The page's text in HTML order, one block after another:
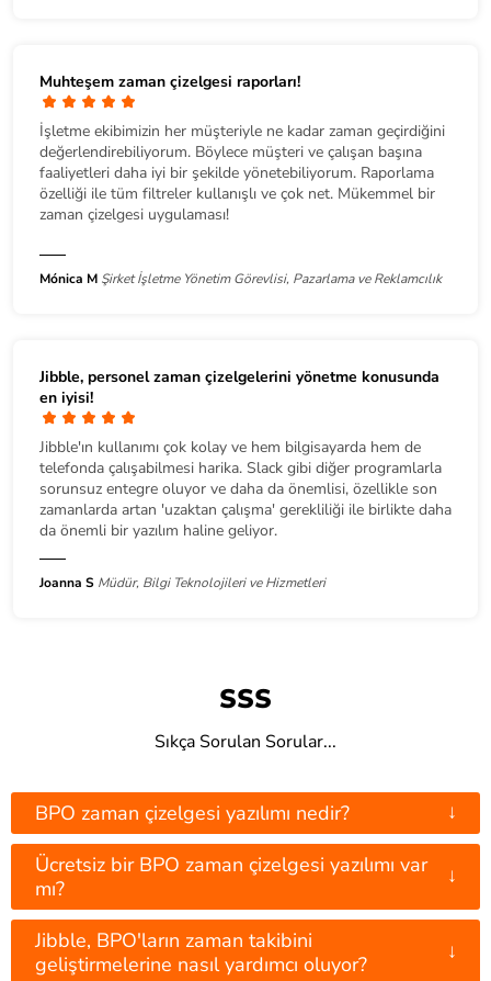
Muhteşem zaman çizelgesi raporları!
İşletme ekibimizin her müşteriyle ne kadar zaman geçirdiğini
değerlendirebiliyorum. Böylece müşteri ve çalışan başına
faaliyetleri daha iyi bir şekilde yönetebiliyorum. Raporlama
özelliği ile tüm filtreler kullanışlı ve çok net. Mükemmel bir
zaman çizelgesi uygulaması!
Mónica M Şirket İşletme Yönetim Görevlisi, Pazarlama ve Reklamcılık
Jibble, personel zaman çizelgelerini yönetme konusunda
en iyisi!
Jibble'ın kullanımı çok kolay ve hem bilgisayarda hem de
telefonda çalışabilmesi harika. Slack gibi diğer programlarla
sorunsuz entegre oluyor ve daha da önemlisi, özellikle son
zamanlarda artan 'uzaktan çalışma' gerekliliği ile birlikte daha
da önemli bir yazılım haline geliyor.
Joanna S Müdür, Bilgi Teknolojileri ve Hizmetleri
SSS
Sıkça Sorulan Sorular...
BPO zaman çizelgesi yazılımı nedir? ↓
Ücretsiz bir BPO zaman çizelgesi yazılımı var
mı?
↓
Jibble, BPO'ların zaman takibini
geliştirmelerine nasıl yardımcı oluyor?
↓